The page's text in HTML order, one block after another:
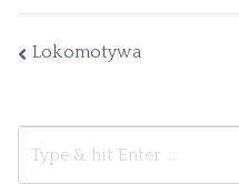
Lokomotywa